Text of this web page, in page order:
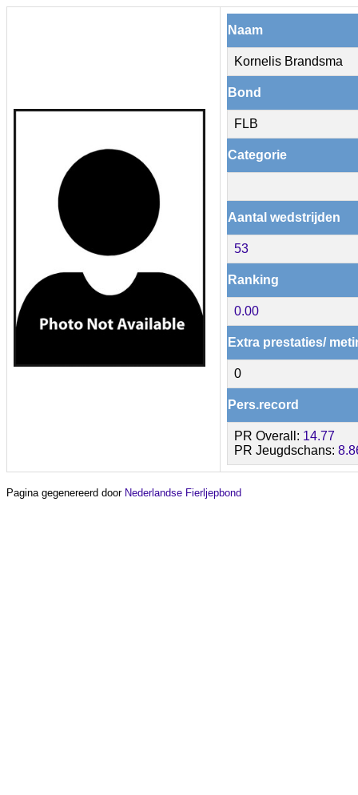
Naam
Kornelis Brandsma
Bond
FLB
Categorie
Aantal wedstrijden
53
Ranking
0.00
Extra prestaties/
0
Pers.record
PR Overall: 14.77
PR Jeugdschans:
Pagina gegenereerd door Nederlandse Fierljepbond